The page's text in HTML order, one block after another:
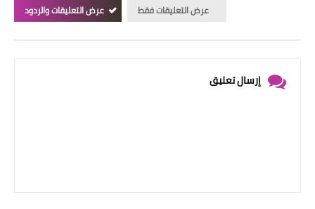
عرض التعليقات فقط عرض التعليقات والردود
إرسال تعليق